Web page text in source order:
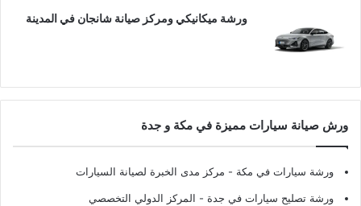
ورشة ميكانيكي ومركز صيانة شانجان في المدينة
ورش صيانة سيارات مميزة في مكة و جدة
ورشة سيارات في مكة - مركز مدى الخبرة لصيانة السيارات
ورشة تصليح سيارات في جدة - المركز الدولي التخصصي